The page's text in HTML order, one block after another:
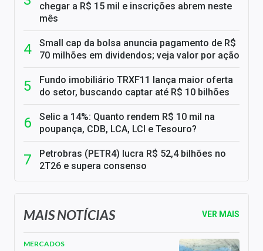
chegar a R$ 15 mil e inscrições abrem neste
mês
Small cap da bolsa anuncia pagamento de R$
70 milhões em dividendos; veja valor por ação
Fundo imobiliário TRXF11 lança maior oferta
do setor, buscando captar até R$ 10 bilhões
Selic a 14%: Quanto rendem R$ 10 mil na
poupança, CDB, LCA, LCI e Tesouro?
Petrobras (PETR4) lucra R$ 52,4 bilhões no
2T26 e supera consenso
MAIS NOTÍCIAS VER MAIS
MERCADOS